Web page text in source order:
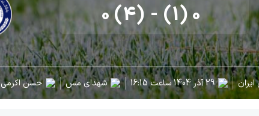
0 (1)
-
0 (4)
29 آذر 1404 ساعت 16:15 شهدای مس حسن اکرمی